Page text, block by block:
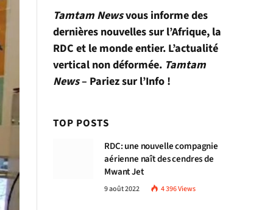
Tamtam Newsvous informe des
dernières nouvelles sur l’Afrique, la
RDC et le monde entier. L’actualité
vertical non déformée. Tamtam
News– Pariez sur l’Info !
TOP POSTS
RDC: une nouvelle compagnie
aérienne naît des cendres de
Mwant Jet
9 août 2022 4 396Views